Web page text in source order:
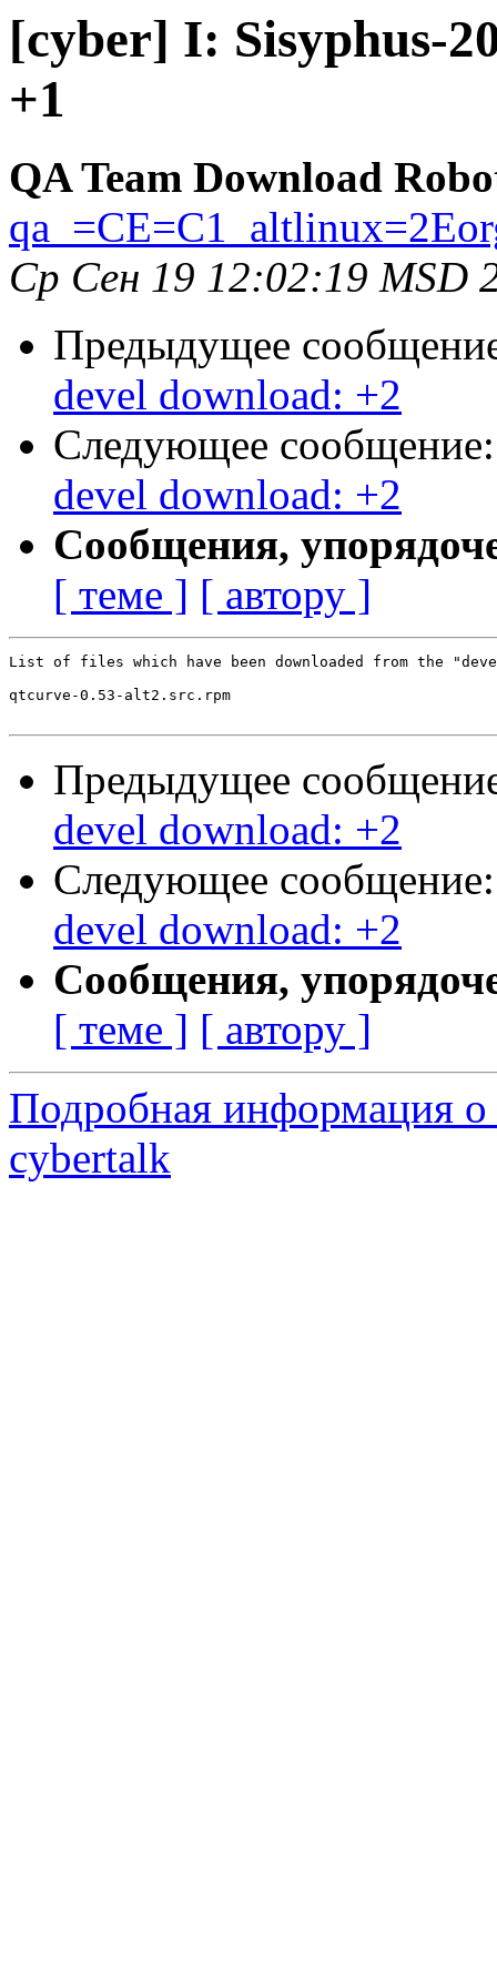
[cyber] I: Sisyphus-
+1
QA Team Download
Ср Сен 19 12:02:19 MSD
Предыдущее
devel download: +2
Следующее
devel download: +2
Сообщения,
[ теме ] [ автору ]
List of files which have been downloaded from the
qtcurve-0.53-alt2.src.rpm
Предыдущее
devel download: +2
Следующее
devel download: +2
Сообщения,
[ теме ] [ автору ]
Подробная информация о
cybertalk